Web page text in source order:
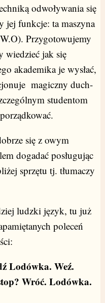
odwoływania się
jej funkcje: ta maszyna
Przygotowujemy
wiedzieć jak się
akademika je wysłać,
magiczny duch-
studentom
się z owym
dogadać posługując
sprzętu tj. tłumaczy
ludzki język, tu już
poleceń
Lodówka. Weź.
Wróć. Lodówka.